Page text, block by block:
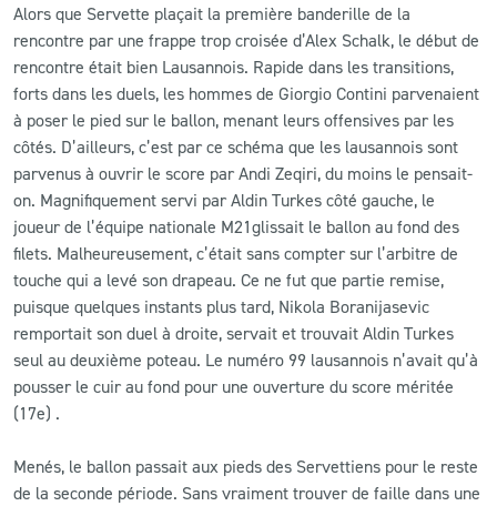
L’APP DU LS
LS ACADEMY CAMPS
MATCH DES CELEBRITES
PRESSE ET MEDIAS
Alors que Servette plaçait la première banderille de la
rencontre par une frappe trop croisée d’Alex Schalk, le début de
rencontre était bien Lausannois. Rapide dans les transitions,
forts dans les duels, les hommes de Giorgio Contini parvenaient
à poser le pied sur le ballon, menant leurs offensives par les
côtés. D’ailleurs, c’est par ce schéma que les lausannois sont
parvenus à ouvrir le score par Andi Zeqiri, du moins le pensait-
on. Magnifiquement servi par Aldin Turkes côté gauche, le
joueur de l’équipe nationale M21glissait le ballon au fond des
filets. Malheureusement, c’était sans compter sur l’arbitre de
touche qui a levé son drapeau. Ce ne fut que partie remise,
puisque quelques instants plus tard, Nikola Boranijasevic
remportait son duel à droite, servait et trouvait Aldin Turkes
seul au deuxième poteau. Le numéro 99 lausannois n’avait qu’à
pousser le cuir au fond pour une ouverture du score méritée
(17e) .
Menés, le ballon passait aux pieds des Servettiens pour le reste
de la seconde période. Sans vraiment trouver de faille dans une